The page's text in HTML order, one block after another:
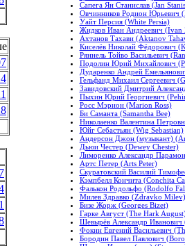
Сапега Ян Станислав (Jan
Овчинников Родион Юрьевич
Уайт Персия (White Persia)
Жидков Иван Андреевич (Ivan
Ахтанов Тахави (Aktanov
Киселёв Николай Фёдорович
Ряннель Тойво Васильевич
Подолин Юрий Михайлович
Дударенко Андрей
Гельфанд Михаил Сергеевич
Завидовский Дмитрий
Пыхин Юрий Георгиевич
Росс Мэрион (Marion Ross)
Би Саманта (Samantha Bee)
Николаенко Валентина
Юйг Себастьян (Wig Sebastian)
Андерсон Джон (музыкант)
Дьюи Честер (Dewey Chester)
Лиморенко Александр
Артс Петер (Arts Peter)
Скуратовский Василий
Кэмпбелл Кончита (Conchita
Фалькон Родольфо (Rodolfo
Милев Здравко (Zdravko Milev)
Бизе Жорж (Georges Bizet)
Гарке Август (The Hark
Шевырёв Александр Иванович
Фокин Евгений Васильевич
Бородин Павел Павлович